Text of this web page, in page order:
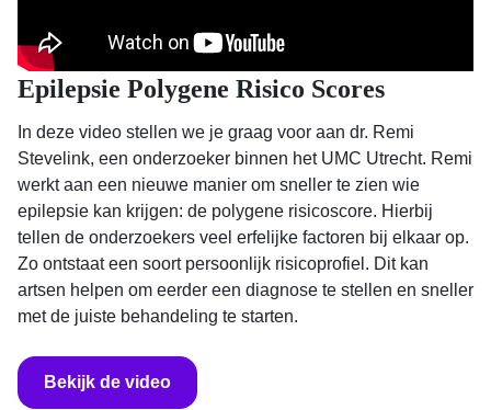
Epilepsie Polygene Risico Scores
In deze video stellen we je graag voor aan dr. Remi
Stevelink, een onderzoeker binnen het UMC Utrecht. Remi
werkt aan een nieuwe manier om sneller te zien wie
epilepsie kan krijgen: de polygene risicoscore. Hierbij
tellen de onderzoekers veel erfelijke factoren bij elkaar op.
Zo ontstaat een soort persoonlijk risicoprofiel. Dit kan
artsen helpen om eerder een diagnose te stellen en sneller
met de juiste behandeling te starten.
Bekijk de video